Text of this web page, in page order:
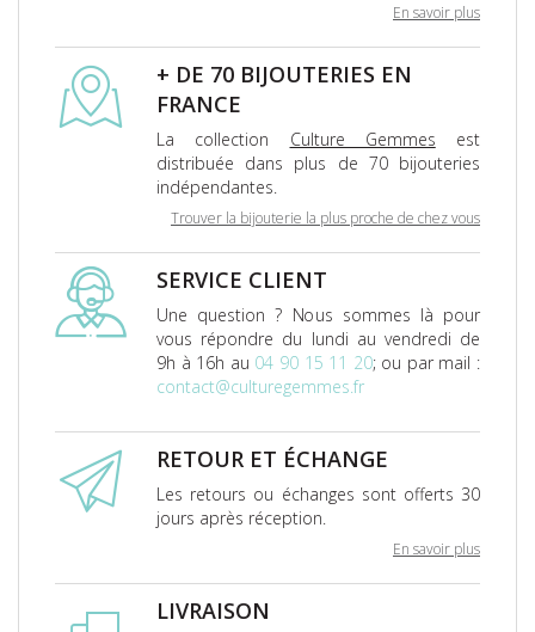
En savoir plus
+ DE 70 BIJOUTERIES EN
FRANCE
La collection Culture Gemmes est
distribuée dans plus de 70 bijouteries
indépendantes.
Trouver la bijouterie la plus proche de chez vous
SERVICE CLIENT
Une question ? Nous sommes là pour
vous répondre du lundi au vendredi de
9h à 16h au 04 90 15 11 20; ou par mail :
contact@culturegemmes.fr
RETOUR ET ÉCHANGE
Les retours ou échanges sont offerts 30
jours après réception.
En savoir plus
LIVRAISON